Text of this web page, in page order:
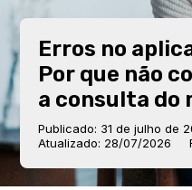
Erros no
Por que não
a consulta do
Publicado: 31 de julho de
Atualizado: 28/07/2026